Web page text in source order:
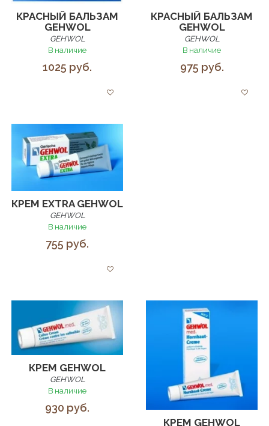
КРАСНЫЙ БАЛЬЗАМ
GEHWOL
GEHWOL
В наличие
1025 руб.
КРАСНЫЙ БАЛЬЗАМ
GEHWOL
GEHWOL
В наличие
975 руб.
КРЕМ EXTRA GEHWOL
GEHWOL
В наличие
755 руб.
КРЕМ GEHWOL
GEHWOL
В наличие
930 руб.
КРЕМ GEHWOL